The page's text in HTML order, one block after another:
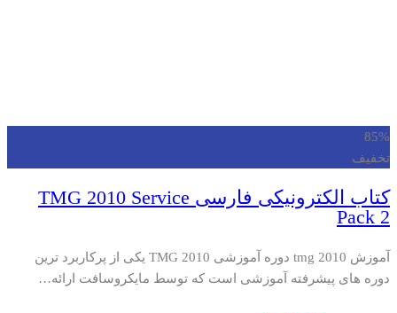
85%
تخفیف
کتاب الکترونیکی فارسی TMG 2010 Service
Pack 2
آموزش tmg 2010 دوره آموزشی TMG 2010 یکی از پرکاربرد ترین
دوره های پیشرفته آموزشی است که توسط مایکروسافت ارائه…